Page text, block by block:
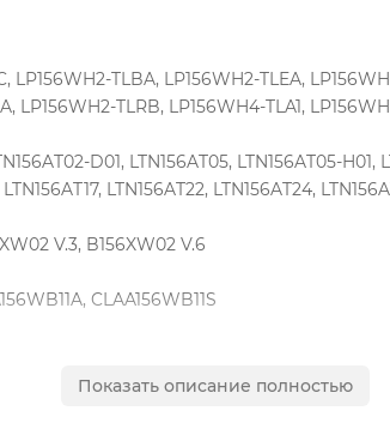
LP156WH2-TLBA, LP156WH2-TLEA,
LP156WH2-TLRB, LP156WH4-TLA1,
D01, LTN156AT05, LTN156AT05-
LTN156AT22, LTN156AT24,
V.3, B156XW02 V.6
CLAA156WB11S
Показать описание полностью